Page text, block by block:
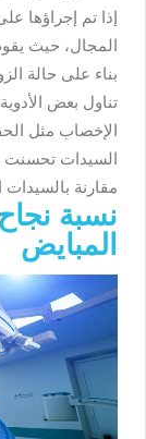
إذا تم إجراؤها
المجال، حيث
بناء على حالة
تناول بعض
الإخصاب مثل
السيدات تحسنت
مقارنة بالسيدات
نسبة
المبايض